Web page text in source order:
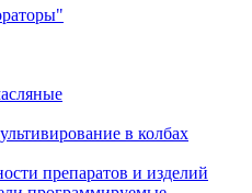
в колбах
препаратов и изделий